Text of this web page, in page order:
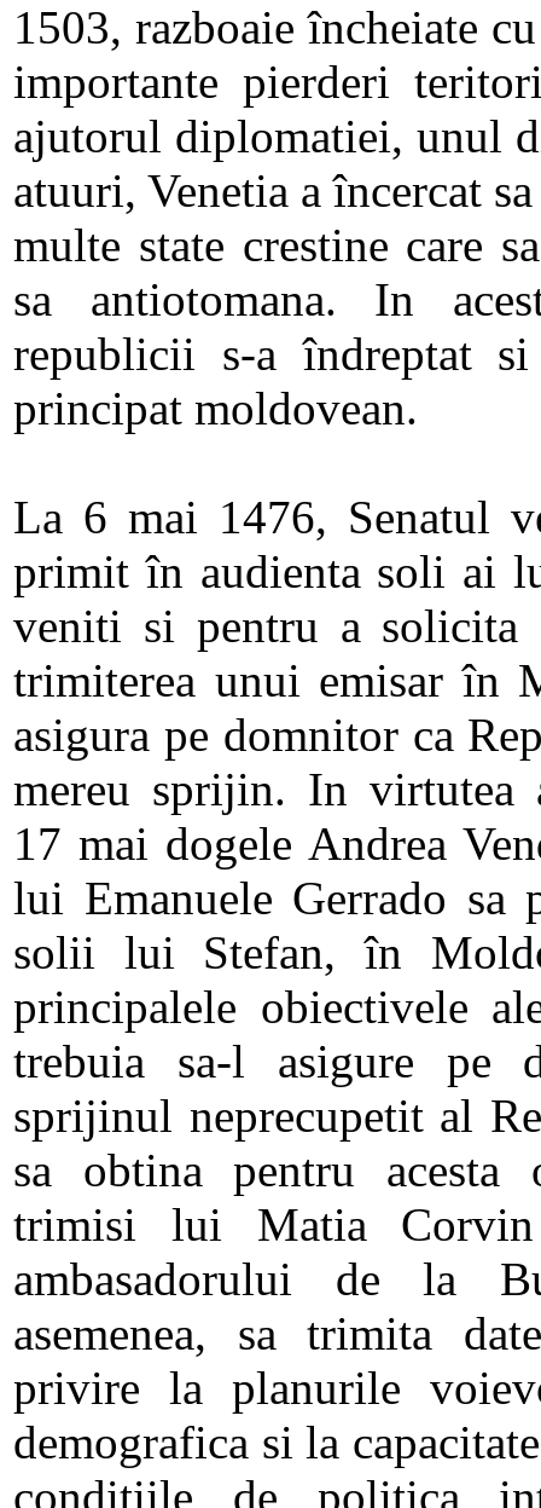
1503, razboaie încheiate
importante pierderi
ajutorul diplomatiei, unul
atuuri, Venetia a încercat
multe state crestine care
sa antiotomana. In
republicii s-a îndreptat si
principat moldovean.
La 6 mai 1476, Senatul
primit în audienta soli ai
veniti si pentru a solicita
trimiterea unui emisar în
asigura pe domnitor ca
mereu sprijin. In virtutea
17 mai dogele Andrea
lui Emanuele Gerrado sa
solii lui Stefan, în
principalele obiectivele
trebuia sa-l asigure pe
sprijinul neprecupetit al
sa obtina pentru
trimisi lui Matia
ambasadorului de la
asemenea, sa trimita
privire la planurile
demografica si la
conditiile de politica